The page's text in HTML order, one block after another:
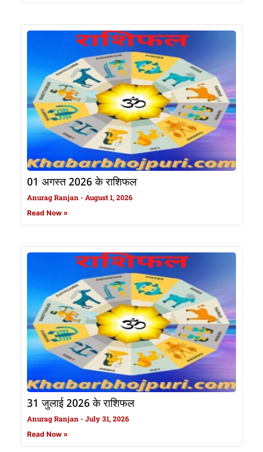
01 अगस्त 2026 के राशिफल
Anurag Ranjan August 1, 2026
Read Now »
31 जुलाई 2026 के राशिफल
Anurag Ranjan July 31, 2026
Read Now »